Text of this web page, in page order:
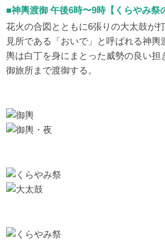
■神輿渡御 午後6時〜9時【くらやみ祭
花火の合図とともに6張りの大太鼓が
見所である「おいで」と呼ばれる神輿
輿は白丁を身にまとった威勢の良い担
御旅所まで渡御する。